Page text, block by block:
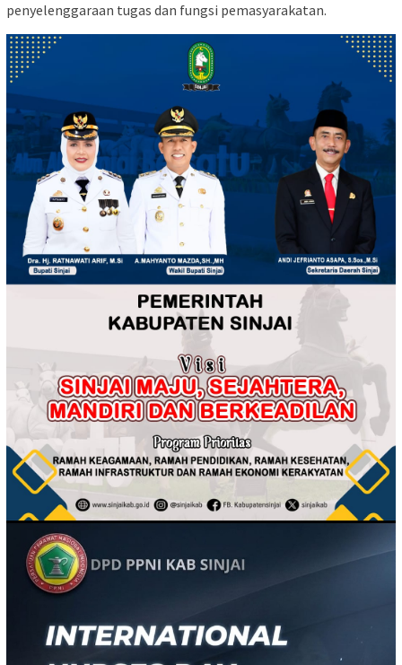
penyelenggaraan tugas dan fungsi pemasyarakatan.